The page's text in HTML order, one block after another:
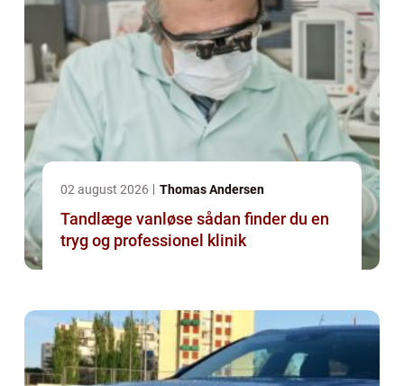
02 august 2026 Thomas Andersen
Tandlæge vanløse sådan finder du en
tryg og professionel klinik